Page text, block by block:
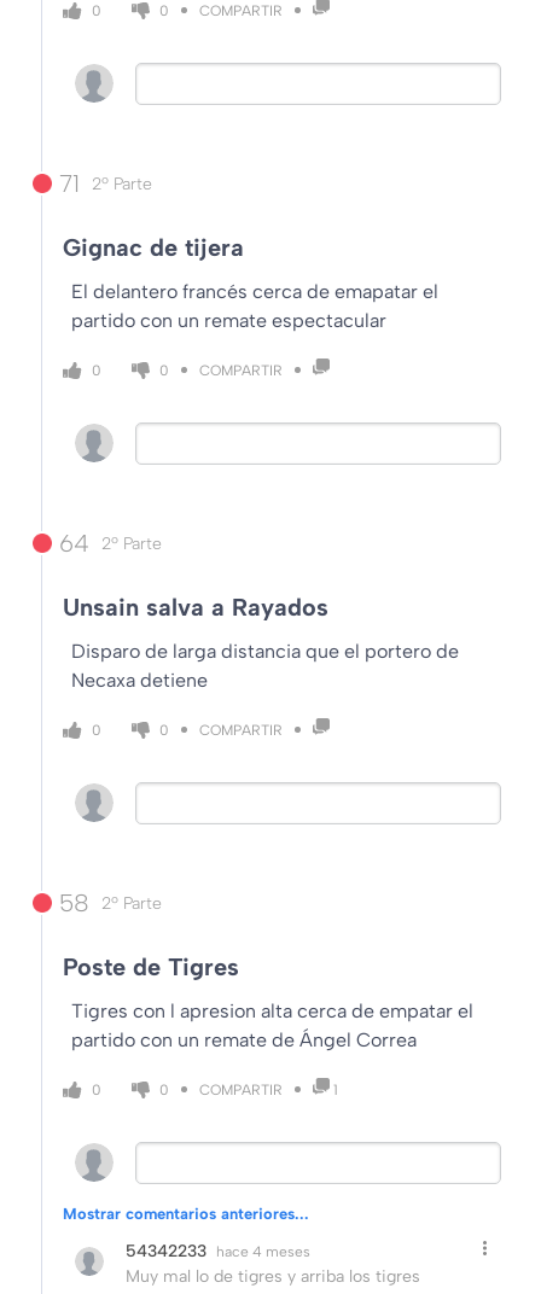
0 0 COMPARTIR
71 2º Parte
Gignac de tijera
El delantero francés cerca de emapatar el
partido con un remate espectacular
0 0 COMPARTIR
64 2º Parte
Unsain salva a Rayados
Disparo de larga distancia que el portero de
Necaxa detiene
0 0 COMPARTIR
58 2º Parte
Poste de Tigres
Tigres con l apresion alta cerca de empatar el
partido con un remate de Ángel Correa
0 0 COMPARTIR 1
Mostrar comentarios anteriores...
54342233 hace 4 meses
Muy mal lo de tigres y arriba los tigres